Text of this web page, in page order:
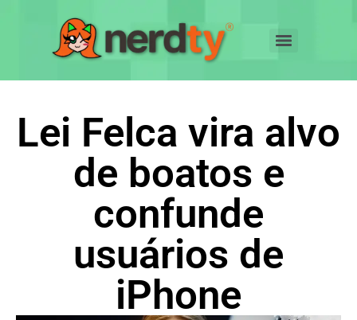
Lei Felca vira alvo
de boatos e
confunde
usuários de
iPhone